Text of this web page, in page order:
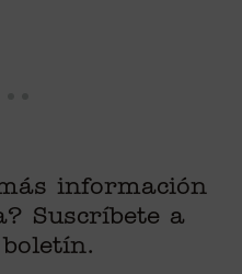
información
Suscríbete a